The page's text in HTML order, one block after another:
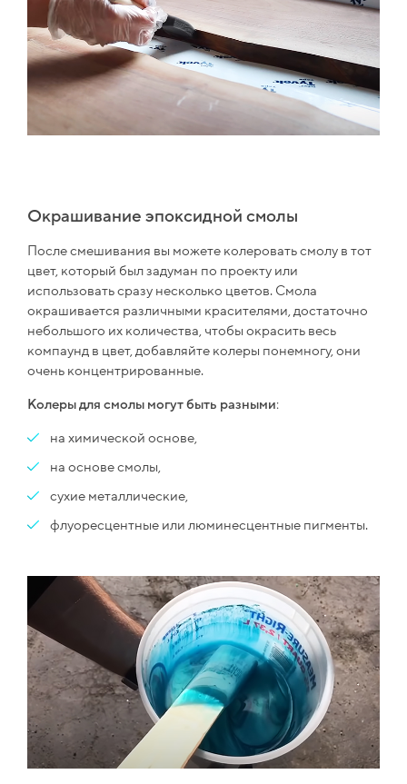
Окрашивание эпоксидной смолы
После смешивания вы можете колеровать смолу в тот
цвет, который был задуман по проекту или
использовать сразу несколько цветов. Смола
окрашивается различными красителями, достаточно
небольшого их количества, чтобы окрасить весь
компаунд в цвет, добавляйте колеры понемногу, они
очень концентрированные.
Колеры для смолы могут быть разными:
на химической основе,
на основе смолы,
сухие металлические,
флуоресцентные или люминесцентные пигменты.